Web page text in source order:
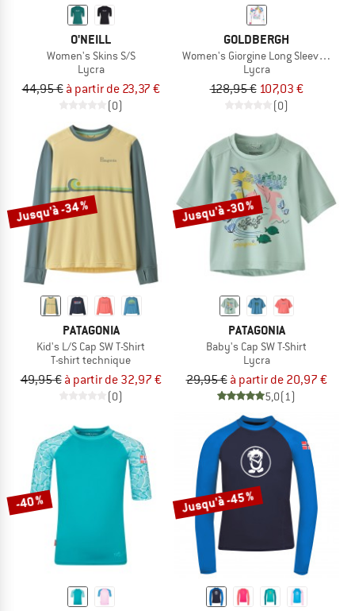
O'NEILL
Women's Skins S/S
Lycra
44,95 € à partir de 23,37 €
(0)
GOLDBERGH
Women's Giorgine Long Sleeve
Lycra
128,95 € 107,03 €
(0)
Jusqu'à -34 %
PATAGONIA
Kid's L/S Cap SW T-Shirt
T-shirt technique
49,95 € à partir de 32,97 €
(0)
Jusqu'à -30 %
PATAGONIA
Baby's Cap SW T-Shirt
Lycra
29,95 € à partir de 20,97 €
5,0(1)
-40 % Jusqu'à -45 %